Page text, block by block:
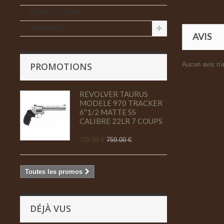
LIVRES & VIDEO
ARTIFICES
PROMOTIONS
REVOLVER TAURUS
MODELE 970 TRACKER
6''1/2 MATTE SS
CALIBRE 22LR 7 COUPS
705.00 €759.00 €
Toutes les promos
DÉJÀ VUS
AVIS
Aucun avis